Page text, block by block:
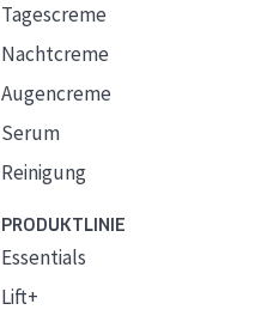
Tagescreme
Nachtcreme
Augencreme
Serum
Reinigung
PRODUKTLINIE
Essentials
Lift+